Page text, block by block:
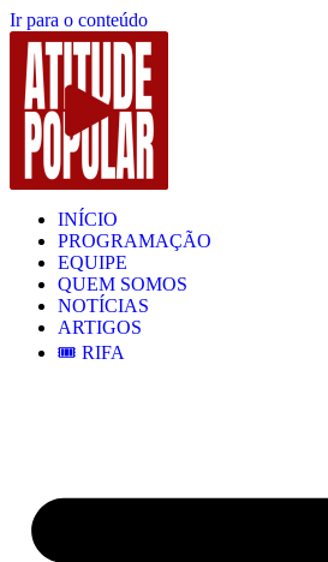
Ir para o conteúdo
INÍCIO
PROGRAMAÇÃO
EQUIPE
QUEM SOMOS
NOTÍCIAS
ARTIGOS
🎟️ RIFA